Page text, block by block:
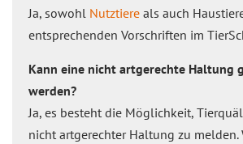
Ja, sowohl Nutztiere als auch
entsprechenden Vorschriften im
Kann eine nicht artgerechte Haltung
werden?
Ja, es besteht die Möglichkeit,
nicht artgerechter Haltung zu melden.